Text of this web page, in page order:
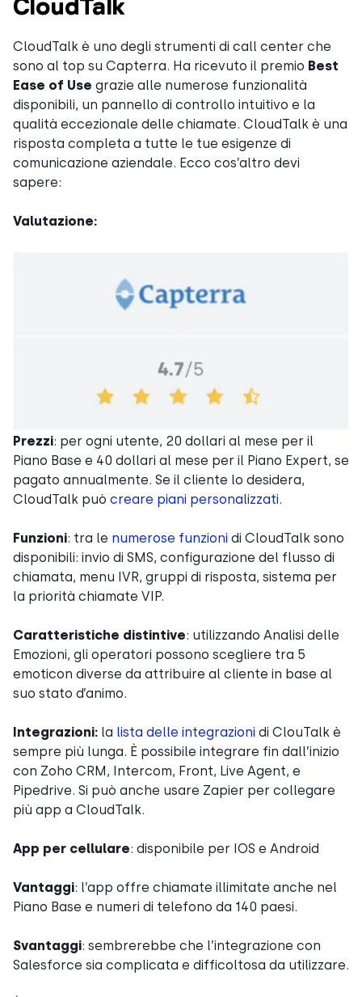
CloudTalk è uno degli strumenti di call center che
sono al top su Capterra. Ha ricevuto il premio Best
Ease of Use grazie alle numerose funzionalità
disponibili, un pannello di controllo intuitivo e la
qualità eccezionale delle chiamate. CloudTalk è una
risposta completa a tutte le tue esigenze di
comunicazione aziendale. Ecco cos’altro devi
sapere:
Valutazione:
Prezzi: per ogni utente, 20 dollari al mese per il
Piano Base e 40 dollari al mese per il Piano Expert, se
pagato annualmente. Se il cliente lo desidera,
CloudTalk può creare piani personalizzati.
Funzioni: tra le numerose funzioni di CloudTalk sono
disponibili: invio di SMS, configurazione del flusso di
chiamata, menu IVR, gruppi di risposta, sistema per
la priorità chiamate VIP.
Caratteristiche distintive: utilizzando Analisi delle
Emozioni, gli operatori possono scegliere tra 5
emoticon diverse da attribuire al cliente in base al
suo stato d’animo.
Integrazioni: la lista delle integrazioni di ClouTalk è
sempre più lunga. È possibile integrare fin dall’inizio
con Zoho CRM, Intercom, Front, Live Agent, e
Pipedrive. Si può anche usare Zapier per collegare
più app a CloudTalk.
App per cellulare: disponibile per IOS e Android
Vantaggi: l’app offre chiamate illimitate anche nel
Piano Base e numeri di telefono da 140 paesi.
Svantaggi: sembrerebbe che l’integrazione con
Salesforce sia complicata e difficoltosa da utilizzare.